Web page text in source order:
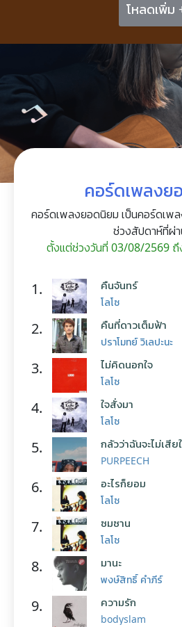
โหลดเพิ่ม
คอร์ดเพลงย
คอร์ดเพลงยอดนิยม เป็นคอร์ดเพ
ช่วงสัปดาห์ที่ผ่
ตั้งแต่ช่วงวันที่ 03/08/2569
1. คืนจันทร์
โลโซ
2. คืนที่ดาวเต็มฟ้า
ปราโมทย์ วิเลปะนะ
3. ไม่คิดนอกใจ
โลโซ
4. ใจสั่งมา
โลโซ
5. กลัวว่าฉันจะไม่เสีย
PURPEECH
6. อะไรก็ยอม
โลโซ
7. ซมซาน
โลโซ
8. มานะ
พงษ์สิทธิ์ คำภีร์
9. ความรัก
bodyslam